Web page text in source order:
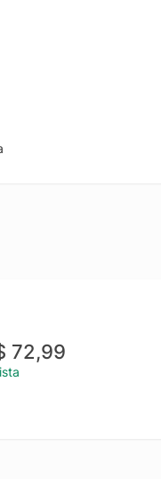
excelente opção
quando utilizada e
72,99